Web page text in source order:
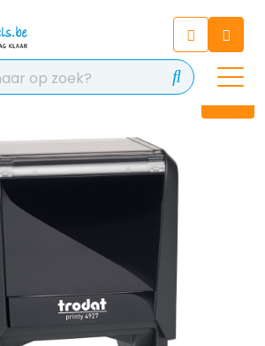
24/7 met onze chatbot
hulp